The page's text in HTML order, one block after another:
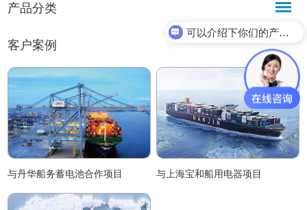
产品分类
客户案例
与丹华船务蓄电池合作项目 与上海宝和船用电器项目
可以介绍下你们的产品么？